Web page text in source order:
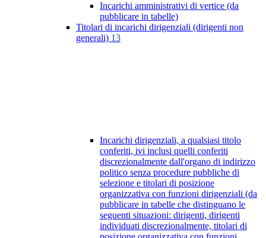
Incarichi amministrativi di vertice (da
pubblicare in tabelle)
Titolari di incarichi dirigenziali (dirigenti non
generali) 13
Incarichi dirigenziali, a qualsiasi titolo
conferiti, ivi inclusi quelli conferiti
discrezionalmente dall'organo di indirizzo
politico senza procedure pubbliche di
selezione e titolari di posizione
organizzativa con funzioni dirigenziali (da
pubblicare in tabelle che distinguano le
seguenti situazioni: dirigenti, dirigenti
individuati discrezionalmente, titolari di